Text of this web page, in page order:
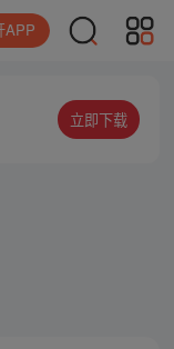
APP
立即下载